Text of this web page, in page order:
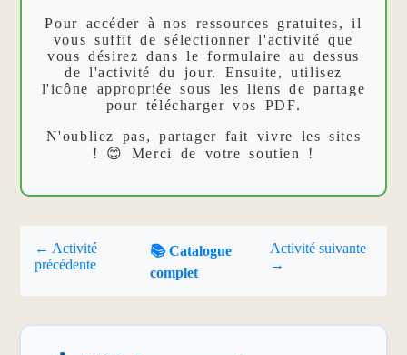
Pour accéder à nos ressources gratuites, il
vous suffit de sélectionner l'activité que
vous désirez dans le formulaire au dessus
de l'activité du jour. Ensuite, utilisez
l'icône appropriée sous les liens de partage
pour télécharger vos PDF.
N'oubliez pas, partager fait vivre les sites
! 😊 Merci de votre soutien !
← Activité
précédente
📚 Catalogue
complet
Activité suivante
→